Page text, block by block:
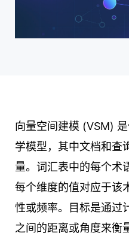
向量空间建模 (VSM)
学模型，其中文档和查
量。词汇表中的每个术
每个维度的值对应于该
性或频率。目标是通过
之间的距离或角度来衡